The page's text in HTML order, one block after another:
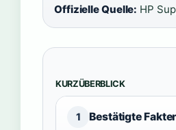
Offizielle Quelle: HP
KURZÜBERBLICK
1 Bestätigte